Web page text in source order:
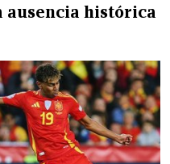
ausencia histórica